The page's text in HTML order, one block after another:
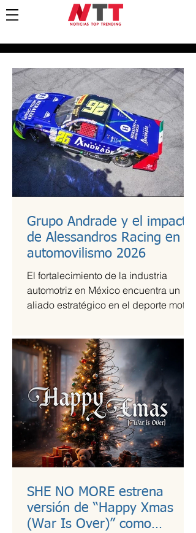
Grupo Andrade y el impacto
de Alessandros Racing en el
automovilismo 2026
El fortalecimiento de la industria
automotriz en México encuentra un
aliado estratégico en el deporte motor,
Alessandros Racing. En el marco de
su centenario, la organización utiliza la
alta competencia para validar su
capacidad técnica y operativa en las
pistas más exigentes del país durante
la temporada 2026.
SHE NO MORE estrena
versión de “Happy Xmas
(War Is Over)” como